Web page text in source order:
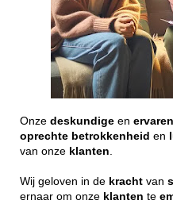
Onze deskundige en ervaren
oprechte betrokkenheid en
van onze klanten
Wij geloven in de kracht van
ernaar om onze klanten te